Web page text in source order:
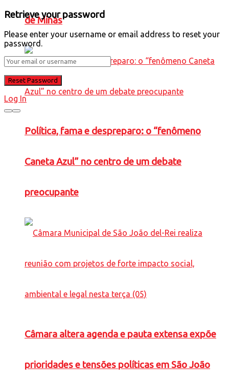
de Minas
Política, fama e despreparo: o “fenômeno
Caneta Azul” no centro de um debate
preocupante
Câmara altera agenda e pauta extensa expõe
prioridades e tensões políticas em São João
Retrieve your password
Please enter your username or email address to reset your
password.
Log In